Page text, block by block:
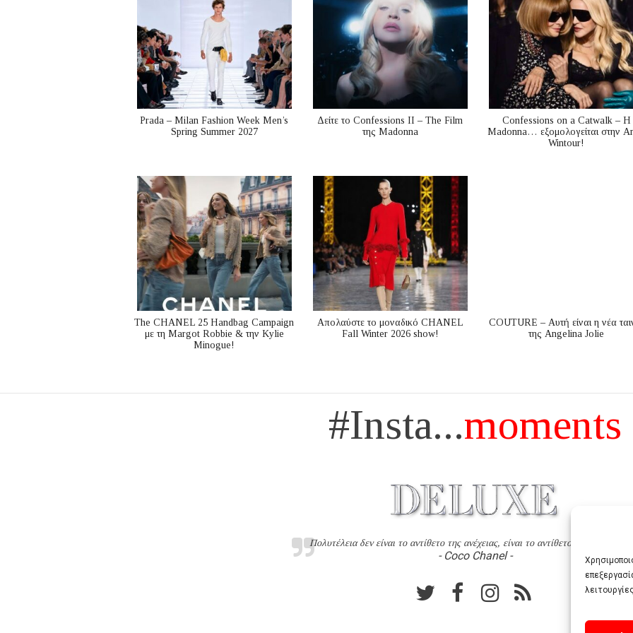
Prada – Milan Fashion Week Men’s
Spring Summer 2027
Δείτε το Confessions II – The Film
της Madonna
Confessions on a Catwalk – Η
Madonna… εξομολογείται στην
Wintour!
The CHANEL 25 Handbag Campaign
με τη Margot Robbie & την Kylie
Minogue!
Απολαύστε το μοναδικό CHANEL
Fall Winter 2026 show!
COUTURE – Αυτή είναι η νέα
της Angelina Jolie
#Insta...moments
Πολυτέλεια δεν είναι το αντίθετο της ανέχειας, είναι το αντίθετο της
- Coco Chanel -